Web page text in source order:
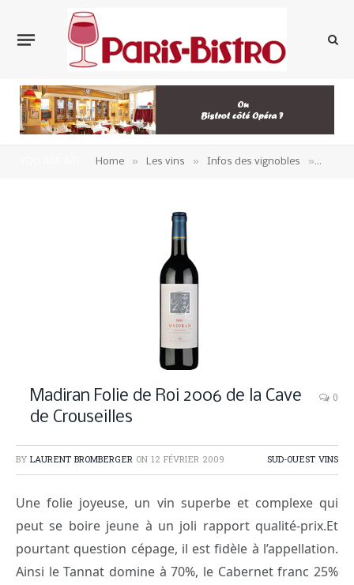
Home » Les vins » Infos des vignobles »
Madiran Folie de Roi 2006 de la Cave
de Crouseilles
0
BY LAURENT BROMBERGER ON 12 FÉVRIER 2009 SUD-OUEST VINS
Une folie joyeuse, un vin superbe et complexe qui
peut se boire jeune à un joli rapport qualité-prix.Et
pourtant question cépage, il est fidèle à l’appellation.
Ainsi le Tannat domine à 70%, le Cabernet franc 25%